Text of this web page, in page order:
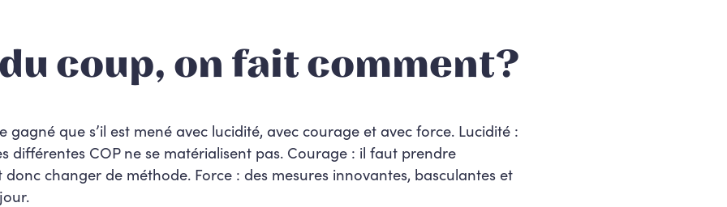
coup, on fait comment?
que s’il est mené avec lucidité, avec courage et avec force. Lucidité :
différentes COP ne se matérialisent pas. Courage : il faut prendre
donc changer de méthode. Force : des mesures innovantes, basculantes et